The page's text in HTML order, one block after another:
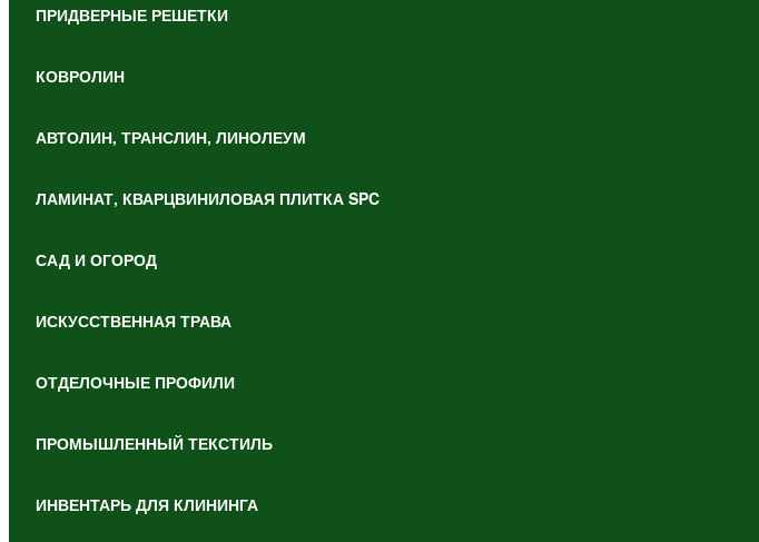
ПРИДВЕРНЫЕ РЕШЕТКИ
КОВРОЛИН
АВТОЛИН, ТРАНСЛИН, ЛИНОЛЕУМ
ЛАМИНАТ, КВАРЦВИНИЛОВАЯ ПЛИТКА SPC
САД И ОГОРОД
ИСКУССТВЕННАЯ ТРАВА
ОТДЕЛОЧНЫЕ ПРОФИЛИ
ПРОМЫШЛЕННЫЙ ТЕКСТИЛЬ
ИНВЕНТАРЬ ДЛЯ КЛИНИНГА